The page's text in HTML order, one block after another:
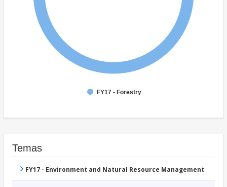
FY17 - Forestry
Temas
FY17 - Environment and Natural Resource Management